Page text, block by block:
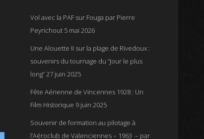
Vol avec la PAF sur Fouga par Pierre
Peyrichout 5 mai 2026
Une Alouette II sur la plage de Rivedoux :
souvenirs du tournage du “Jour le plus
long”27 juin 2025
Fête Aérienne de Vincennes 1928 : Un
Film Historique 9 juin 2025
Souvenir de formation au pilotage à
l’Aéroclub de Valenciennes – 1963 – par